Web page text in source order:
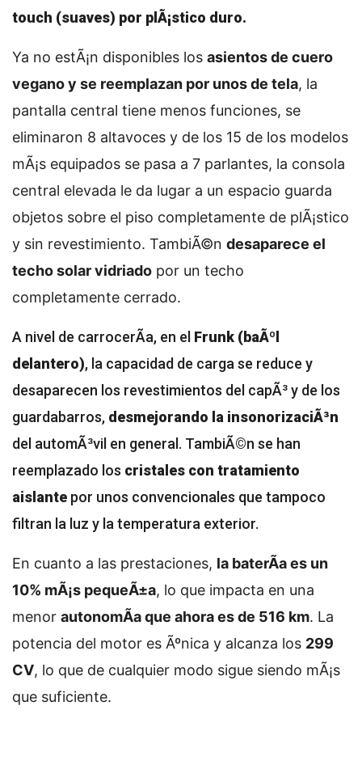
touch (suaves) por plÃ¡stico duro.
Ya no estÃ¡n disponibles los asientos de cuero
vegano y se reemplazan por unos de tela, la
pantalla central tiene menos funciones, se
eliminaron 8 altavoces y de los 15 de los modelos
mÃ¡s equipados se pasa a 7 parlantes, la consola
central elevada le da lugar a un espacio guarda
objetos sobre el piso completamente de plÃ¡stico
y sin revestimiento. TambiÃ©n desaparece el
techo solar vidriado por un techo
completamente cerrado.
A nivel de carrocerÃ­a, en el Frunk (baÃºl
delantero), la capacidad de carga se reduce y
desaparecen los revestimientos del capÃ³ y de los
guardabarros, desmejorando la insonorizaciÃ³n
del automÃ³vil en general. TambiÃ©n se han
reemplazado los cristales con tratamiento
aislante por unos convencionales que tampoco
filtran la luz y la temperatura exterior.
En cuanto a las prestaciones, la baterÃ­a es un
10% mÃ¡s pequeÃ±a, lo que impacta en una
menor autonomÃ­a que ahora es de 516 km. La
potencia del motor es Ãºnica y alcanza los 299
CV, lo que de cualquier modo sigue siendo mÃ¡s
que suficiente.